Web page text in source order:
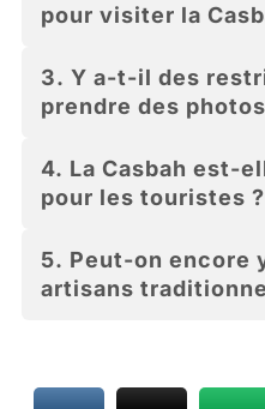
pour visiter la
3. Y a-t-il des
prendre des
4. La Casbah est-
pour les touristes ?
5. Peut-on encore
artisans